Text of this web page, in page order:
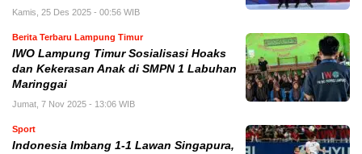
Kamis, 25 Des 2025 - 00:56 WIB
Berita Terbaru Lampung Timur
IWO Lampung Timur Sosialisasi Hoaks
dan Kekerasan Anak di SMPN 1 Labuhan
Maringgai
Jumat, 7 Nov 2025 - 13:06 WIB
Sport
Indonesia Imbang 1-1 Lawan Singapura,